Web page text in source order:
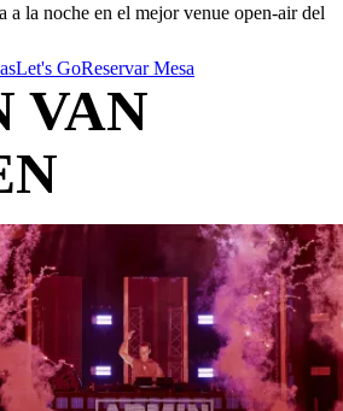
a la noche en el mejor venue open-air del
Let's GoReservar Mesa
VAN